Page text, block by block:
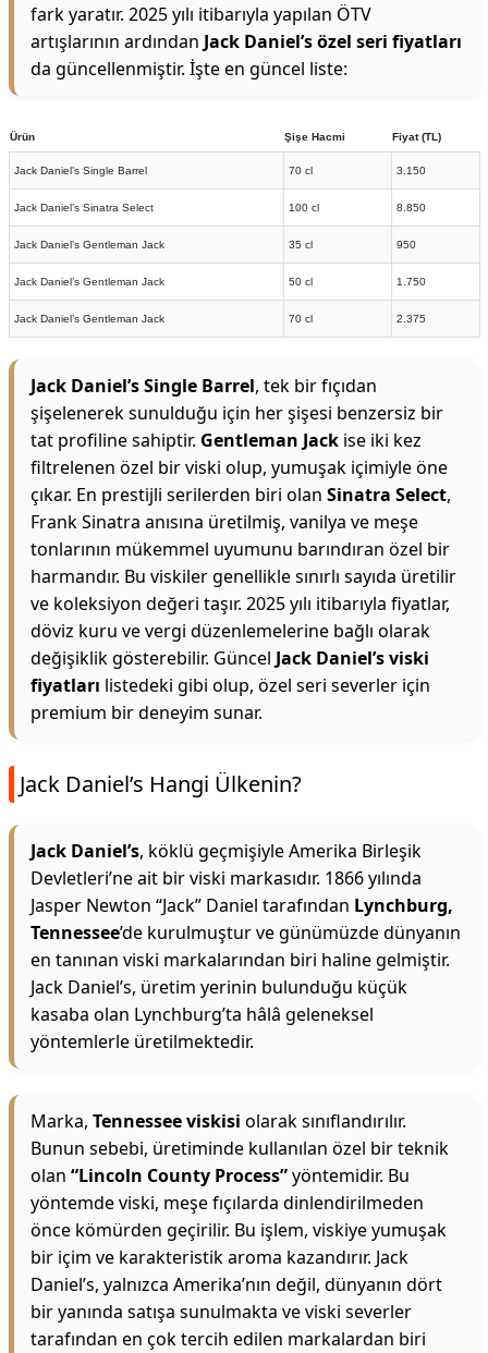
fark yaratır. 2025 yılı itibarıyla yapılan ÖTV
artışlarının ardından Jack Daniel’s özel seri fiyatları
da güncellenmiştir. İşte en güncel liste:
Ürün Şişe Hacmi Fiyat (TL)
Jack Daniel’s Single Barrel 70 cl 3.150
Jack Daniel’s Sinatra Select 100 cl 8.850
Jack Daniel’s Gentleman Jack 35 cl 950
Jack Daniel’s Gentleman Jack 50 cl 1.750
Jack Daniel’s Gentleman Jack 70 cl 2.375
Jack Daniel’s Single Barrel, tek bir fıçıdan
şişelenerek sunulduğu için her şişesi benzersiz bir
tat profiline sahiptir. Gentleman Jack ise iki kez
filtrelenen özel bir viski olup, yumuşak içimiyle öne
çıkar. En prestijli serilerden biri olan Sinatra Select,
Frank Sinatra anısına üretilmiş, vanilya ve meşe
tonlarının mükemmel uyumunu barındıran özel bir
harmandır. Bu viskiler genellikle sınırlı sayıda üretilir
ve koleksiyon değeri taşır. 2025 yılı itibarıyla fiyatlar,
döviz kuru ve vergi düzenlemelerine bağlı olarak
değişiklik gösterebilir. Güncel Jack Daniel’s viski
fiyatları listedeki gibi olup, özel seri severler için
premium bir deneyim sunar.
Jack Daniel’s Hangi Ülkenin?
Jack Daniel’s, köklü geçmişiyle Amerika Birleşik
Devletleri’ne ait bir viski markasıdır. 1866 yılında
Jasper Newton “Jack” Daniel tarafından Lynchburg,
Tennessee’de kurulmuştur ve günümüzde dünyanın
en tanınan viski markalarından biri haline gelmiştir.
Jack Daniel’s, üretim yerinin bulunduğu küçük
kasaba olan Lynchburg’ta hâlâ geleneksel
yöntemlerle üretilmektedir.
Marka, Tennessee viskisi olarak sınıflandırılır.
Bunun sebebi, üretiminde kullanılan özel bir teknik
olan “Lincoln County Process”yöntemidir. Bu
yöntemde viski, meşe fıçılarda dinlendirilmeden
önce kömürden geçirilir. Bu işlem, viskiye yumuşak
bir içim ve karakteristik aroma kazandırır. Jack
Daniel’s, yalnızca Amerika’nın değil, dünyanın dört
bir yanında satışa sunulmakta ve viski severler
tarafından en çok tercih edilen markalardan biri